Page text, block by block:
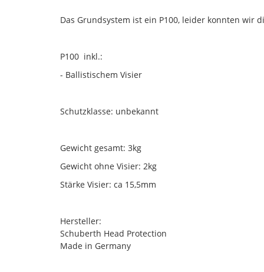
Das Grundsystem ist ein P100, leider konnten
P100 inkl.:
- Ballistischem Visier
Schutzklasse: unbekannt
Gewicht gesamt: 3kg
Gewicht ohne Visier: 2kg
Stärke Visier: ca 15,5mm
Hersteller:
Schuberth Head Protection
Made in Germany